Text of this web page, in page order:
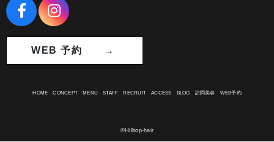
WEB 予約 →
HOME CONCEPT MENU STAFF RECRUIT ACCESS BLOG 訪問美容 WEB予約
©Hilltop-hair